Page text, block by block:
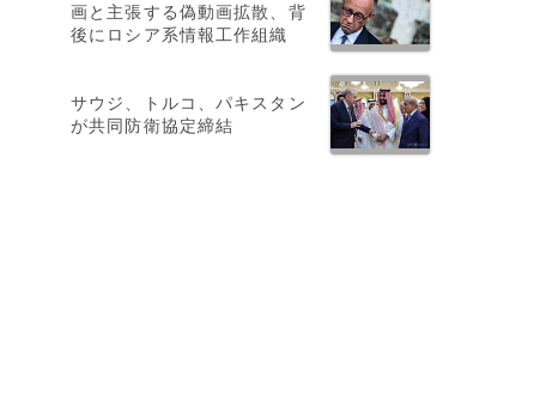
画と主張する偽動画拡散、背
後にロシア系情報工作組織
サウジ、トルコ、パキスタン
が共同防衛協定締結